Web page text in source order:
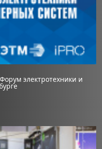
электротехники и